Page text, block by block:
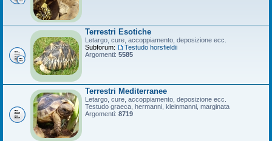
Terrestri Esotiche
Letargo, cure, accoppiamento, deposizione ecc.
Subforum:
Testudo horsfieldii
Argomenti: 5585
Terrestri Mediterranee
Letargo, cure, accoppiamento, deposizione ecc.
Testudo graeca, hermanni, kleinmanni, marginata
Argomenti: 8719